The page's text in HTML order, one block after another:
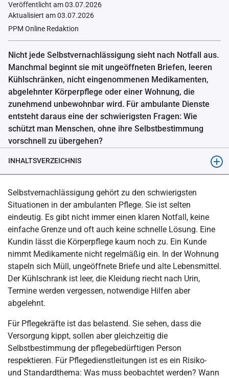
Veröffentlicht am 03.07.2026
Aktualisiert am 03.07.2026
PPM Online Redaktion
Nicht jede Selbstvernachlässigung sieht nach Notfall aus.
Manchmal beginnt sie mit ungeöffneten Briefen, leeren
Kühlschränken, nicht eingenommenen Medikamenten,
abgelehnter Körperpflege oder einer Wohnung, die
zunehmend unbewohnbar wird. Für ambulante Dienste
entsteht daraus eine der schwierigsten Fragen: Wie
schützt man Menschen, ohne ihre Selbstbestimmung
vorschnell zu übergehen?
INHALTSVERZEICHNIS
schwierig ist
Was bedeutet Selbstvernachlässigung in der Pflege?
Typische Warnzeichen, die Pflegekräfte ernst nehmen sollten
Wann Pflegekräfte handeln müssen
Was Pflegekräfte konkret tun sollten
Was in die Dokumentation gehört
Wie ambulante Dienste das Thema sensibel ansprechen können
Wann Pflegedienstleitung, Ärzt:innen oder Behörden einbezogen
werden sollten
Was Pflegedienstleitungen als Standard regeln sollten
Praxis-Check: Wann Selbstvernachlässigung kritisch wird
Selbstvernachlässigung gehört zu den schwierigsten
Situationen in der ambulanten Pflege. Sie ist selten
eindeutig. Es gibt nicht immer einen klaren Notfall, keine
einfache Grenze und oft auch keine schnelle Lösung. Eine
Kundin lässt die Körperpflege kaum noch zu. Ein Kunde
nimmt Medikamente nicht regelmäßig ein. In der Wohnung
stapeln sich Müll, ungeöffnete Briefe und alte Lebensmittel.
Der Kühlschrank ist leer, die Kleidung riecht nach Urin,
Termine werden vergessen, notwendige Hilfen aber
abgelehnt.
Für Pflegekräfte ist das belastend. Sie sehen, dass die
Versorgung kippt, sollen aber gleichzeitig die
Selbstbestimmung der pflegebedürftigen Person
respektieren. Für Pflegedienstleitungen ist es ein Risiko-
und Standardthema: Was muss beobachtet werden? Wann